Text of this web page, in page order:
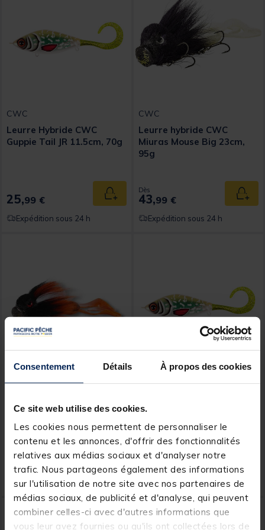
Consentement Détails À propos des cookies
Ce site web utilise des cookies.
Les cookies nous permettent de personnaliser le
contenu et les annonces, d'offrir des fonctionnalités
relatives aux médias sociaux et d'analyser notre
trafic. Nous partageons également des informations
sur l'utilisation de notre site avec nos partenaires de
médias sociaux, de publicité et d'analyse, qui peuvent
combiner celles-ci avec d'autres informations que
vous leur avez fournies ou qu'ils ont collectées lors de
CWC
Leurre Hybride CWC
Guppie Tail JR 11.5cm, 70g
25,99 € Ajouter au panier
Expédition sous 24 h
CWC
Leurre hybride CWC
Miuras Mouse Big 23cm,
95g
Dès
43,99 €
Expédition sous 24 h
Miuras Mouse Mini 20cm,
Dès
39, 99 € Ajouter au panier
Expédition sous 24 h
Guppie Tail 13.5cm, 120g
29, 99 €
Expédition sous 24 h